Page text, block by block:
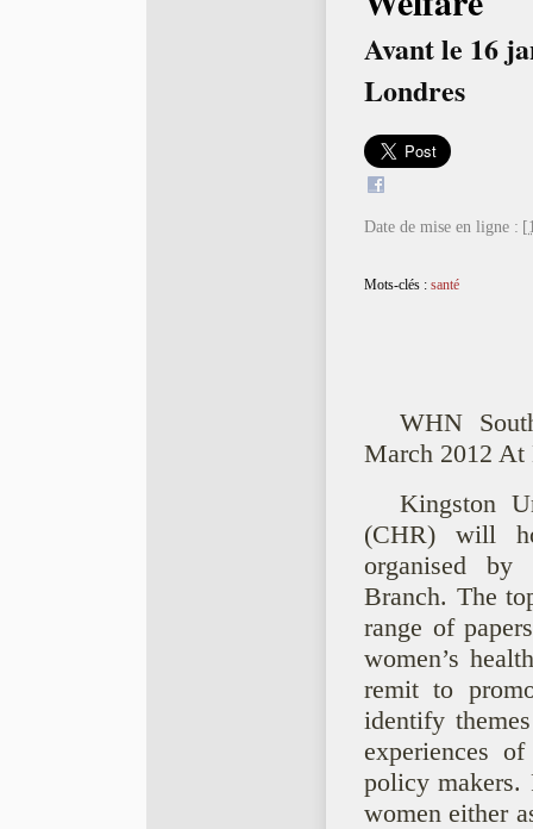
Avant le 16
Londres
Date de mise en ligne :
Mots-clés : santé
WHN
March 2012
Kingston
(CHR) will
organised by
Branch. The
range of
women’s
remit to
identify
experiences
policy makers.
women either